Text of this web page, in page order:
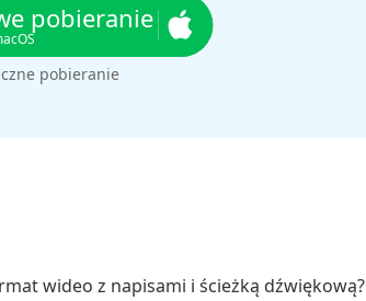
pobieranie
pobieranie
wideo z napisami i ścieżką dźwiękową?